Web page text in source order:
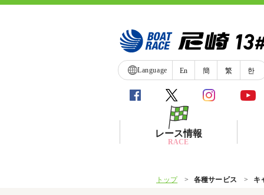
Language En 簡 繁 한
レース情報
RACE
トップ 各種サービス キ